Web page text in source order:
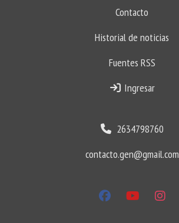
Contacto
Historial de noticias
Fuentes RSS
Ingresar
2634798760
contacto.gen@gmail.com